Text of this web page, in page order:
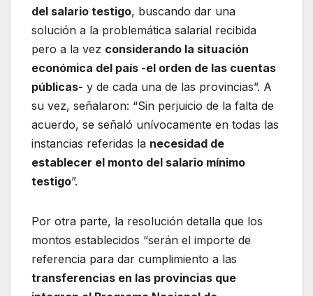
del salario testigo, buscando dar una
solución a la problemática salarial recibida
pero a la vez considerando la situación
económica del país -el orden de las cuentas
públicas- y de cada una de las provincias”. A
su vez, señalaron: “Sin perjuicio de la falta de
acuerdo, se señaló unívocamente en todas las
instancias referidas la necesidad de
establecer el monto del salario mínimo
testigo”.
Por otra parte, la resolución detalla que los
montos establecidos “serán el importe de
referencia para dar cumplimiento a las
transferencias en las provincias que